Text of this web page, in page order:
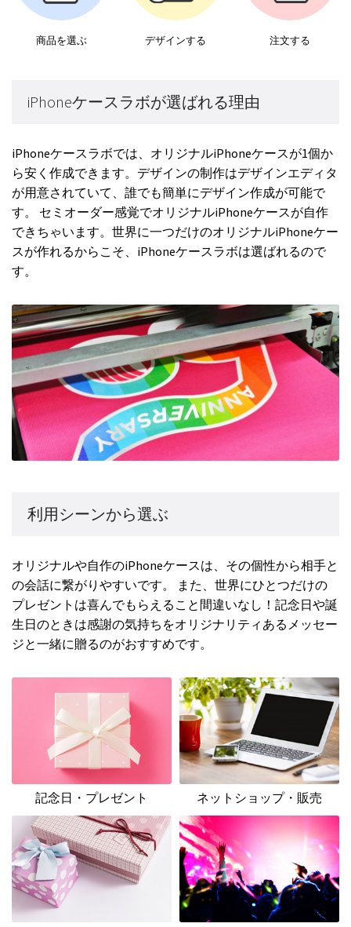
商品を選ぶ デザインする 注文する
iPhoneケースラボが選ばれる理由
iPhoneケースラボでは、オリジナルiPhoneケースが1個か
ら安く作成できます。デザインの制作はデザインエディタ
が用意されていて、誰でも簡単にデザイン作成が可能で
す。 セミオーダー感覚でオリジナルiPhoneケースが自作
できちゃいます。世界に一つだけのオリジナルiPhoneケー
スが作れるからこそ、iPhoneケースラボは選ばれるので
す。
利用シーンから選ぶ
オリジナルや自作のiPhoneケースは、その個性から相手と
の会話に繋がりやすいです。 また、世界にひとつだけの
プレゼントは喜んでもらえること間違いなし！記念日や誕
生日のときは感謝の気持ちをオリジナリティあるメッセー
ジと一緒に贈るのがおすすめです。
記念日・プレゼント ネットショップ・販売